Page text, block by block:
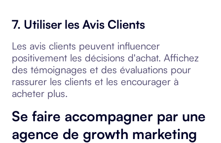
7. Utiliser les Avis Clients
Les avis clients peuvent influencer
positivement les décisions d'achat. Affichez
des témoignages et des évaluations pour
rassurer les clients et les encourager à
acheter plus.
Se faire accompagner par une
agence de growth marketing